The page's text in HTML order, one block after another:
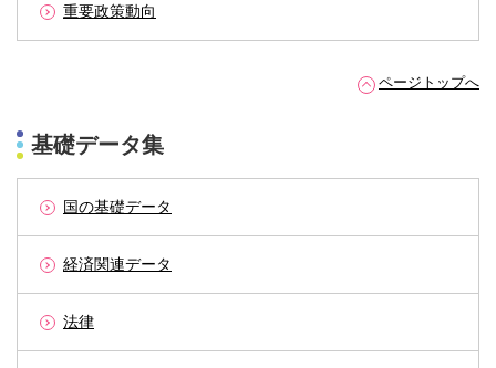
重要政策動向
ページトップへ
基礎データ集
国の基礎データ
経済関連データ
法律